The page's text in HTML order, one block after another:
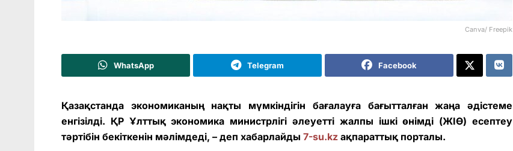
Canva/ Freepik
WhatsApp Telegram Facebook
Қазақстанда экономиканың нақты мүмкіндігін бағалауға бағытталған жаңа әдістеме
енгізілді. ҚР Ұлттық экономика министрлігі әлеуетті жалпы ішкі өнімді (ЖІӨ) есептеу
тәртібін бекіткенін мәлімдеді, – деп хабарлайды 7-su.kz ақпараттық порталы.